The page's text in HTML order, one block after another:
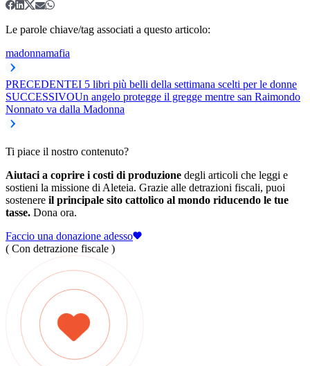
Le parole chiave/tag associati a questo articolo:
madonnamafia
PRECEDENTEI 5 libri più belli della settimana scelti per le donne
SUCCESSIVOUn angelo protegge il gregge mentre san Raimondo
Nonnato va dalla Madonna
Ti piace il nostro contenuto?
Aiutaci a coprire i costi di produzione degli articoli che leggi e
sostieni la missione di Aleteia. Grazie alle detrazioni fiscali, puoi
sostenere il principale sito cattolico al mondo riducendo le tue
tasse. Dona ora.
Faccio una donazione adesso
( Con detrazione fiscale )